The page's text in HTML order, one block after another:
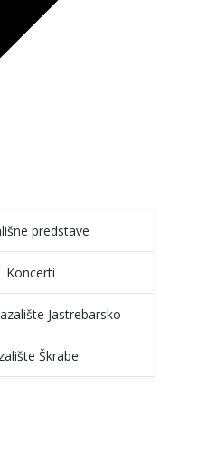
predstave
Koncerti
Jastrebarsko
Škrabe